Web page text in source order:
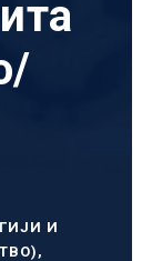
И
,